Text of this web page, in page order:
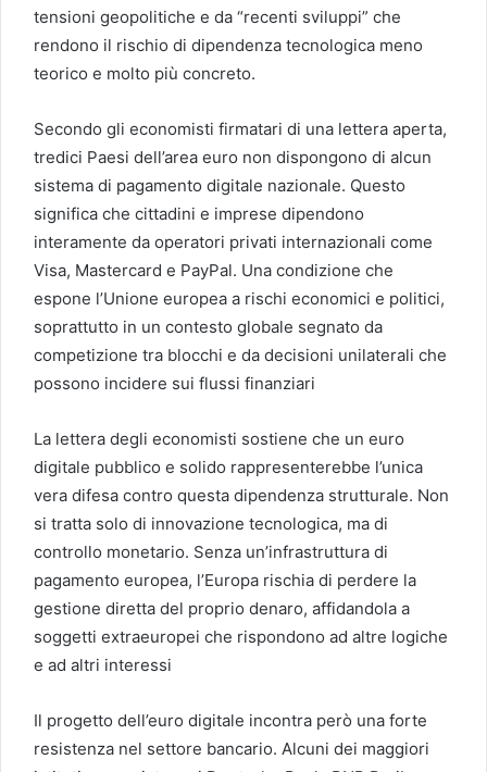
tensioni geopolitiche e da “recenti sviluppi” che
rendono il rischio di dipendenza tecnologica meno
teorico e molto più concreto.
Secondo gli economisti firmatari di una lettera aperta,
tredici Paesi dell’area euro non dispongono di alcun
sistema di pagamento digitale nazionale. Questo
significa che cittadini e imprese dipendono
interamente da operatori privati internazionali come
Visa, Mastercard e PayPal. Una condizione che
espone l’Unione europea a rischi economici e politici,
soprattutto in un contesto globale segnato da
competizione tra blocchi e da decisioni unilaterali che
possono incidere sui flussi finanziari
La lettera degli economisti sostiene che un euro
digitale pubblico e solido rappresenterebbe l’unica
vera difesa contro questa dipendenza strutturale. Non
si tratta solo di innovazione tecnologica, ma di
controllo monetario. Senza un’infrastruttura di
pagamento europea, l’Europa rischia di perdere la
gestione diretta del proprio denaro, affidandola a
soggetti extraeuropei che rispondono ad altre logiche
e ad altri interessi
Il progetto dell’euro digitale incontra però una forte
resistenza nel settore bancario. Alcuni dei maggiori